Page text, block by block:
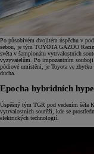
Po působivém dvojitém úspěchu v
sebou, je tým TOYOTA GAZOO
světa v šampionátu vytrvalostních
vyzyvatelům. Po impozantním
pódiové umístění, je Toyota ve zbytku
ducha.
Epocha hybridních
Úspěšný tým TGR pod vedením šéfa
vytrvalostních soutěží, kde se
elektrických technologií.